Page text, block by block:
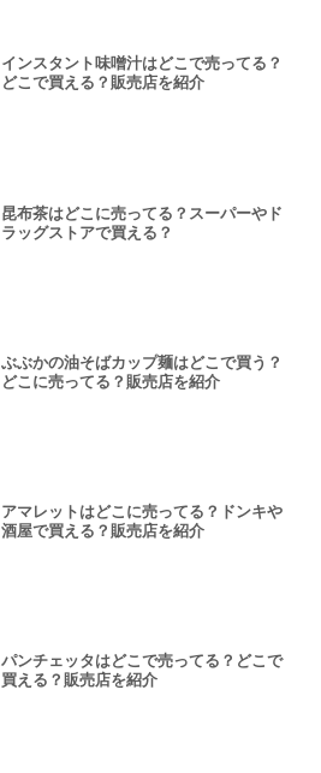
インスタント味噌汁はどこで売ってる？
どこで買える？販売店を紹介
昆布茶はどこに売ってる？スーパーやド
ラッグストアで買える？
ぶぶかの油そばカップ麺はどこで買う？
どこに売ってる？販売店を紹介
アマレットはどこに売ってる？ドンキや
酒屋で買える？販売店を紹介
パンチェッタはどこで売ってる？どこで
買える？販売店を紹介